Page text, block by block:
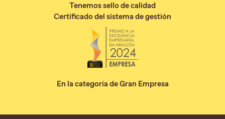
Tenemos sello de calidad
Certificado del sistema de gestión
En la categoría de Gran Empresa